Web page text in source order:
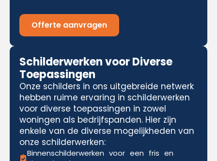
Offerte aanvragen
Schilderwerken voor Diverse
Toepassingen
Onze schilders in ons uitgebreide netwerk
hebben ruime ervaring in schilderwerken
voor diverse toepassingen in zowel
woningen als bedrijfspanden. Hier zijn
enkele van de diverse mogelijkheden van
onze schilderwerken:
Binnenschilderwerken voor een fris en